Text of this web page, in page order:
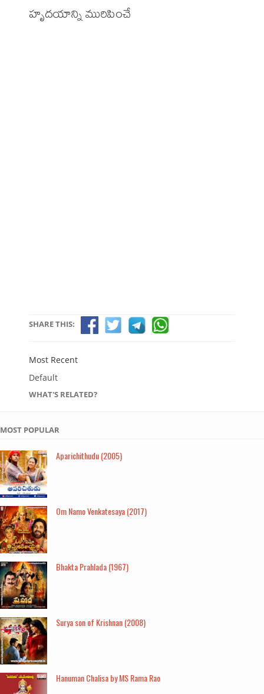
హృదయాన్ని మురిపించే
SHARE THIS:
Most Recent
Default
WHAT'S RELATED?
MOST POPULAR
Aparichithudu (2005)
Om Namo Venkatesaya (2017)
Bhakta Prahlada (1967)
Surya son of Krishnan (2008)
Hanuman Chalisa by MS Rama Rao